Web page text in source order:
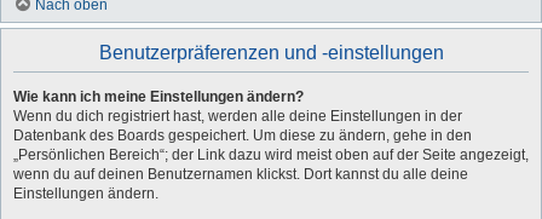
Nach oben
Benutzerpräferenzen und -einstellungen
Wie kann ich meine Einstellungen ändern?
Wenn du dich registriert hast, werden alle deine Einstellungen in der
Datenbank des Boards gespeichert. Um diese zu ändern, gehe in den
„Persönlichen Bereich“; der Link dazu wird meist oben auf der Seite angezeigt,
wenn du auf deinen Benutzernamen klickst. Dort kannst du alle deine
Einstellungen ändern.